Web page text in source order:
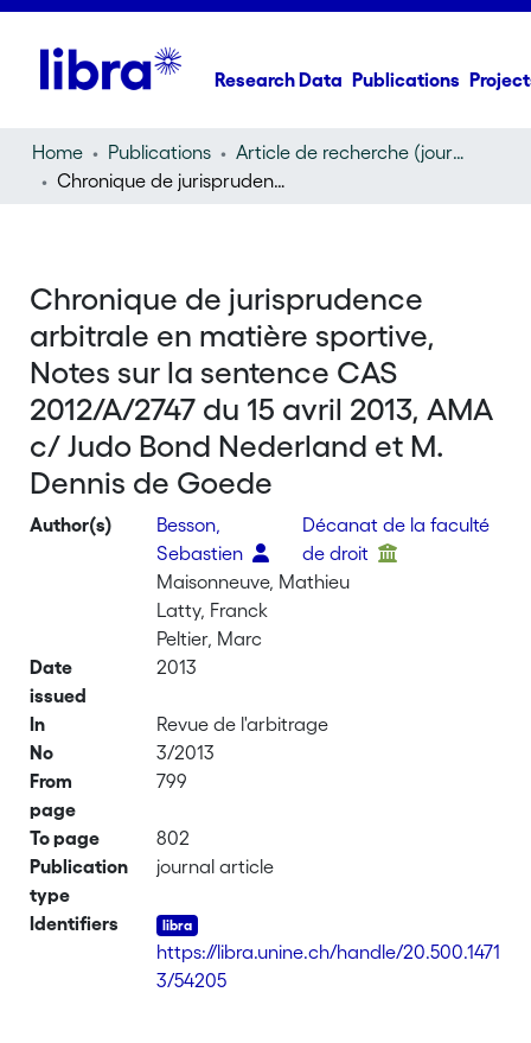
Research Data Publications
Home Publications
Article de recherche (journal article)
Chronique de jurisprudence arbitrale en matière sportive, Notes sur la sentence CAS 2012/A/2747 du 15 avril 2013, AMA c/ Judo Bond Nederland et M. Dennis de Goede
Chronique de jurisprudence
arbitrale en matière sportive,
Notes sur la sentence CAS
2012/A/2747 du 15 avril 2013, AMA
c/ Judo Bond Nederland et M.
Dennis de Goede
Author(s)
Besson,
Sebastien
Décanat de la faculté
de droit
Maisonneuve, Mathieu
Latty, Franck
Peltier, Marc
Date
issued
2013
In
Revue de l'arbitrage
No
3/2013
From
page
799
To page
802
Publication
type
journal article
Identifiers
https://libra.unine.ch/handle/20.500.1471
3/54205